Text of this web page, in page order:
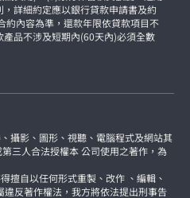
詳細約定應以銀行貸款申請書及約
約內容為準，還款年限依貸款項目不
品不涉及短期內(60天內)必須全數
攝影、圖形、視聽、電腦程式及網站其
三人合法授權本 公司使用之著作，為
擅自以任何形式重製、改作 、編輯、
反著作權法，我方將依法提出刑事告